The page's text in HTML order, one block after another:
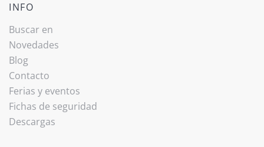
INFO
Buscar en
Novedades
Blog
Contacto
Ferias y eventos
Fichas de seguridad
Descargas